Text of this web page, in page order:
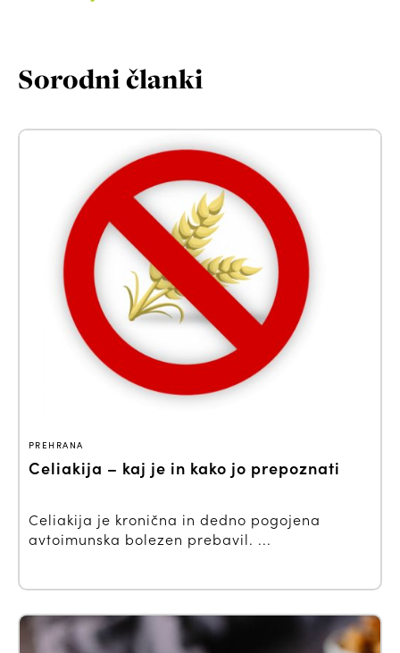
Sorodni članki
PREHRANA
Celiakija – kaj je in kako jo prepoznati
Celiakija je kronična in dedno pogojena
avtoimunska bolezen prebavil. ...